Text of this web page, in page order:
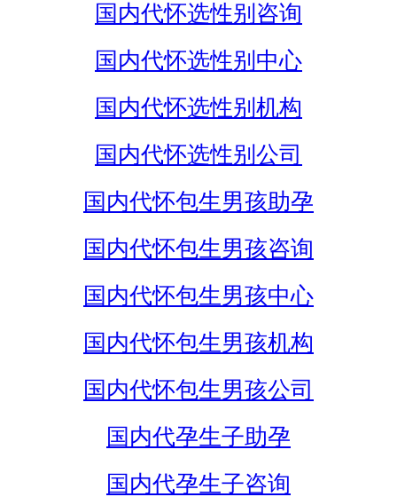
国内代怀选性别咨询
国内代怀选性别中心
国内代怀选性别机构
国内代怀选性别公司
国内代怀包生男孩助孕
国内代怀包生男孩咨询
国内代怀包生男孩中心
国内代怀包生男孩机构
国内代怀包生男孩公司
国内代孕生子助孕
国内代孕生子咨询